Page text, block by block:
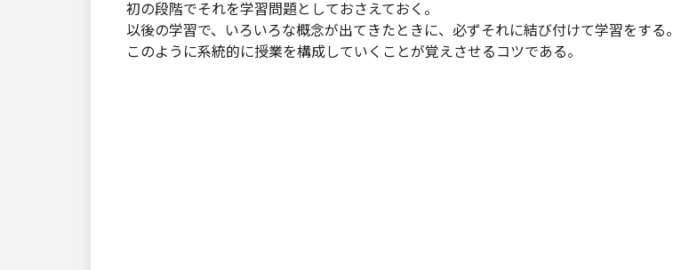
初の段階でそれを学習問題としておさえておく。
以後の学習で、いろいろな概念が出てきたときに、必ずそれに結び付けて学習をする。
このように系統的に授業を構成していくことが覚えさせるコツである。